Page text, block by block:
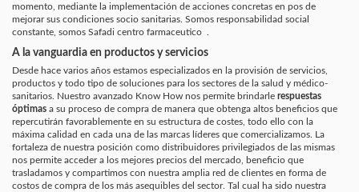
momento, mediante la implementación de acciones concretas en pos de
mejorar sus condiciones socio sanitarias. Somos responsabilidad social
constante, somos Safadi centro farmaceutico .
A la vanguardia en productos y servicios
Desde hace varios años estamos especializados en la provisión de servicios,
productos y todo tipo de soluciones para los sectores de la salud y médico-
sanitarios. Nuestro avanzado Know How nos permite brindarle respuestas
óptimas a su proceso de compra de manera que obtenga altos beneficios que
repercutirán favorablemente en su estructura de costes, todo ello con la
máxima calidad en cada una de las marcas líderes que comercializamos. La
fortaleza de nuestra posición como distribuidores privilegiados de las mismas
nos permite acceder a los mejores precios del mercado, beneficio que
trasladamos y compartimos con nuestra amplia red de clientes en forma de
costos de compra de los más asequibles del sector. Tal cual ha sido nuestra